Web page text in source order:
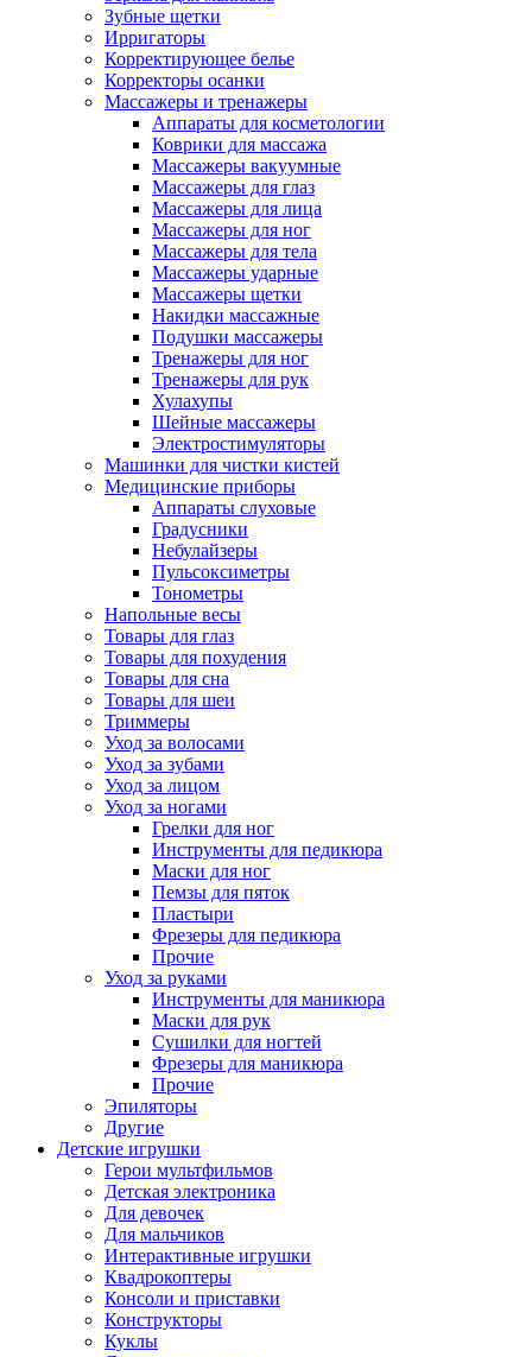
Зубные щетки
Ирригаторы
Корректирующее белье
Корректоры осанки
Массажеры и тренажеры
Аппараты для косметологии
Коврики для массажа
Массажеры вакуумные
Массажеры для глаз
Массажеры для лица
Массажеры для ног
Массажеры для тела
Массажеры ударные
Массажеры щетки
Накидки массажные
Подушки массажеры
Тренажеры для ног
Тренажеры для рук
Хулахупы
Шейные массажеры
Электростимуляторы
Машинки для чистки кистей
Медицинские приборы
Аппараты слуховые
Градусники
Небулайзеры
Пульсоксиметры
Тонометры
Напольные весы
Товары для глаз
Товары для похудения
Товары для сна
Товары для шеи
Триммеры
Уход за волосами
Уход за зубами
Уход за лицом
Уход за ногами
Грелки для ног
Инструменты для педикюра
Маски для ног
Пемзы для пяток
Пластыри
Фрезеры для педикюра
Прочие
Уход за руками
Инструменты для маникюра
Маски для рук
Сушилки для ногтей
Фрезеры для маникюра
Прочие
Эпиляторы
Другие
Детские игрушки
Герои мультфильмов
Детская электроника
Для девочек
Для мальчиков
Интерактивные игрушки
Квадрокоптеры
Консоли и приставки
Конструкторы
Куклы